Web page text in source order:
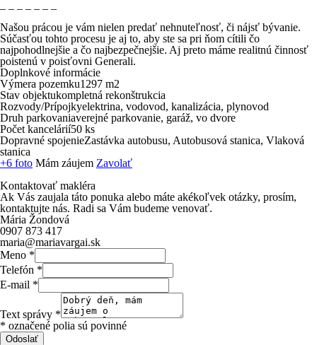
Našou prácou je vám nielen predať nehnuteľnosť, či nájsť bývanie.
Súčasťou tohto procesu je aj to, aby ste sa pri ňom cítili čo
najpohodlnejšie a čo najbezpečnejšie. Aj preto máme realitnú činnosť
poistenú v poisťovni Generali.
Doplnkové informácie
Výmera pozemku1297 m2
Stav objektukompletná rekonštrukcia
Rozvody/Prí­pojkyelektrina, vodovod, kanalizácia, plynovod
Druh parkovaniaverejné parkovanie, garáž, vo dvore
Počet kancelárií­50 ks
Dopravné spojenieZastávka autobusu, Autobusová stanica, Vlaková
stanica
+6 foto Mám záujem Zavolať
Kontaktovať makléra
Ak Vás zaujala táto ponuka alebo máte akékoľvek otázky, prosím,
kontaktujte nás. Radi sa Vám budeme venovať.
Mária Žondová
0907 873 417
maria@mariavargai.sk
Meno *
Telefón *
E-mail *
Text správy *
* označené polia sú povinné
Odoslať